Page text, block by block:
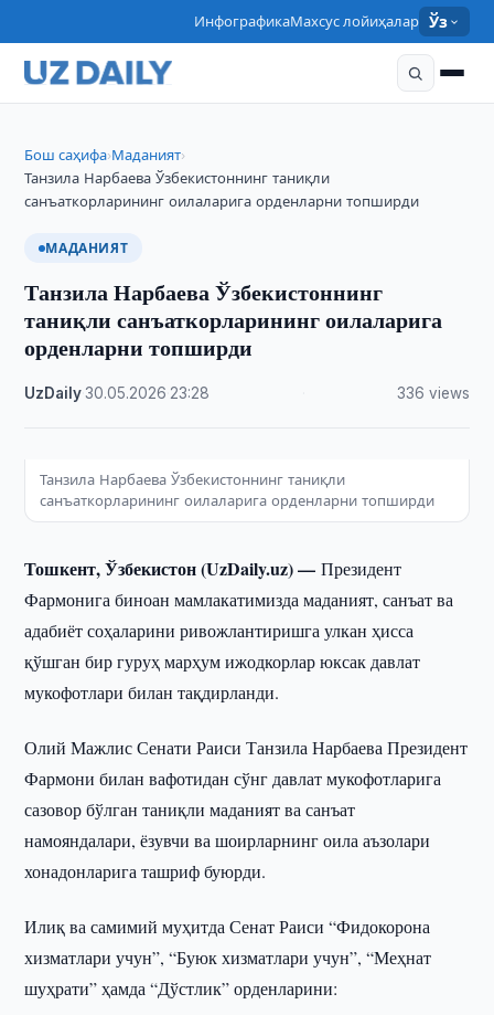
ИнфографикаМахсус лойиҳалар Ўз
Бош саҳифа›Маданият›
Танзила Нарбаева Ўзбекистоннинг таниқли
санъаткорларининг оилаларига орденларни топширди
МАДАНИЯТ
Танзила Нарбаева Ўзбекистоннинг
таниқли санъаткорларининг оилаларига
орденларни топширди
UzDaily·30.05.2026 23:28 336 views
Танзила Нарбаева Ўзбекистоннинг таниқли
санъаткорларининг оилаларига орденларни топширди
Тошкент, Ўзбекистон (UzDaily.uz) —Президент
Фармонига биноан мамлакатимизда маданият, санъат ва
адабиёт соҳаларини ривожлантиришга улкан ҳисса
қўшган бир гуруҳ марҳум ижодкорлар юксак давлат
мукофотлари билан тақдирланди.
Олий Мажлис Сенати Раиси Танзила Нарбаева Президент
Фармони билан вафотидан сўнг давлат мукофотларига
сазовор бўлган таниқли маданият ва санъат
намояндалари, ёзувчи ва шоирларнинг оила аъзолари
хонадонларига ташриф буюрди.
Илиқ ва самимий муҳитда Сенат Раиси “Фидокорона
хизматлари учун”, “Буюк хизматлари учун”, “Меҳнат
шуҳрати” ҳамда “Дўстлик” орденларини: